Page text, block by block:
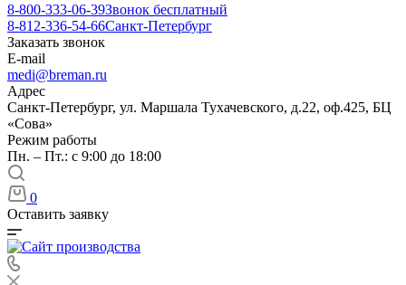
8-800-333-06-39Звонок бесплатный
8-812-336-54-66Санкт-Петербург
Заказать звонок
E-mail
medi@breman.ru
Адрес
Санкт-Петербург, ул. Маршала Тухачевского, д.22, оф.425, БЦ
«Сова»
Режим работы
Пн. – Пт.: с 9:00 до 18:00
0
Оставить заявку